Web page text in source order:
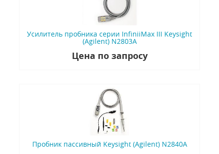
Усилитель пробника серии InfiniiMax III Keysight
(Agilent) N2803A
Цена по запросу
Пробник пассивный Keysight (Agilent) N2840A